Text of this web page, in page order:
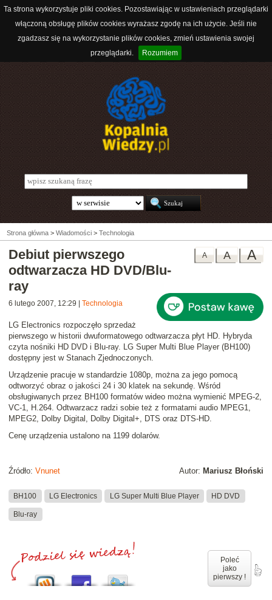
Ta strona wykorzystuje pliki cookies. Pozostawiając w ustawieniach przeglądarki
włączoną obsługę plików cookies wyrażasz zgodę na ich użycie. Jeśli nie
zgadzasz się na wykorzystanie plików cookies, zmień ustawienia swojej
przeglądarki.
Rozumiem
Strona główna > Wiadomości > Technologia
A
A
A
Debiut pierwszego
odtwarzacza HD DVD/Blu-
ray
6 lutego 2007, 12:29 Technologia
LG Electronics rozpoczęło sprzedaż
pierwszego w historii dwuformatowego odtwarzacza płyt HD. Hybryda
czyta nośniki HD DVD i Blu-ray. LG Super Multi Blue Player (BH100)
dostępny jest w Stanach Zjednoczonych.
Urządzenie pracuje w standardzie 1080p, można za jego pomocą
odtworzyć obraz o jakości 24 i 30 klatek na sekundę. Wśród
obsługiwanych przez BH100 formatów wideo można wymienić MPEG-2,
VC-1, H.264. Odtwarzacz radzi sobie też z formatami audio MPEG1,
MPEG2, Dolby Digital, Dolby Digital+, DTS oraz DTS-HD.
Cenę urządzenia ustalono na 1199 dolarów.
Autor: Mariusz Błoński
Źródło: Vnunet
BH100 LG Electronics LG Super Multi Blue Player HD DVD
Blu-ray
Poleć
jako
pierwszy !